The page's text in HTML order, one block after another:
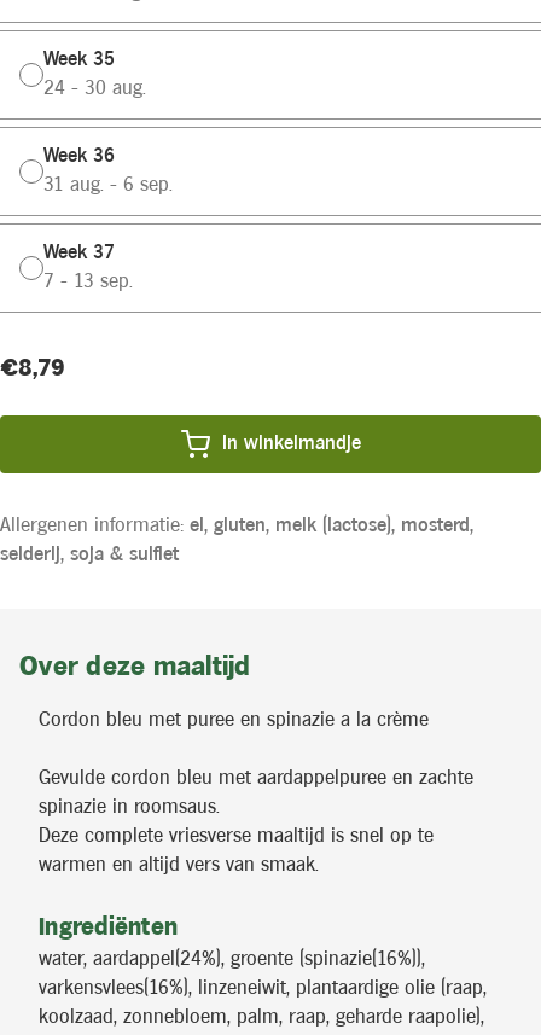
Week 35
24 - 30 aug.
Week 36
31 aug. - 6 sep.
Week 37
7 - 13 sep.
Huidige
Product
€8,79
In winkelmandje
Allergenen informatie: ei, gluten, melk (lactose), mosterd,
selderij, soja & sulfiet
Over deze maaltijd
Cordon bleu met puree en spinazie a la crème
Gevulde cordon bleu met aardappelpuree en zachte
spinazie in roomsaus.
Deze complete vriesverse maaltijd is snel op te
warmen en altijd vers van smaak.
Ingrediënten
water, aardappel(24%), groente (spinazie(16%)),
varkensvlees(16%), linzeneiwit, plantaardige olie (raap,
koolzaad, zonnebloem, palm, raap, geharde raapolie),